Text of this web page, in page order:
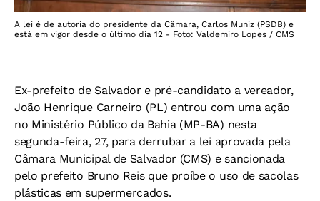
A lei é de autoria do presidente da Câmara, Carlos Muniz (PSDB) e
está em vigor desde o último dia 12 - Foto: Valdemiro Lopes / CMS
Ex-prefeito de Salvador e pré-candidato a vereador,
João Henrique Carneiro (PL) entrou com uma ação
no Ministério Público da Bahia (MP-BA) nesta
segunda-feira, 27, para derrubar a lei aprovada pela
Câmara Municipal de Salvador (CMS) e sancionada
pelo prefeito Bruno Reis que proíbe o uso de sacolas
plásticas em supermercados.